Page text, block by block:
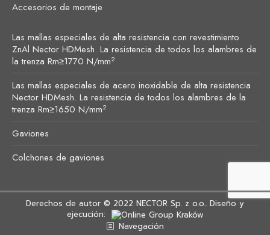
Accesorios de montaje
Las mallas especiales de alta resistencia con revestimiento
ZnAl Nector HDMesh. La resistencia de todos los alambres de
la trenza Rm≥1770 N/mm2
Las mallas especiales de acero inoxidable de alta resistencia
Nector HDMesh. La resistencia de todos los alambres de la
trenza Rm≥1650 N/mm2
Gaviones
Colchones de gaviones
Derechos de autor © 2022 NECTOR Sp. z o.o.. Diseño y
ejecución:
Navegación